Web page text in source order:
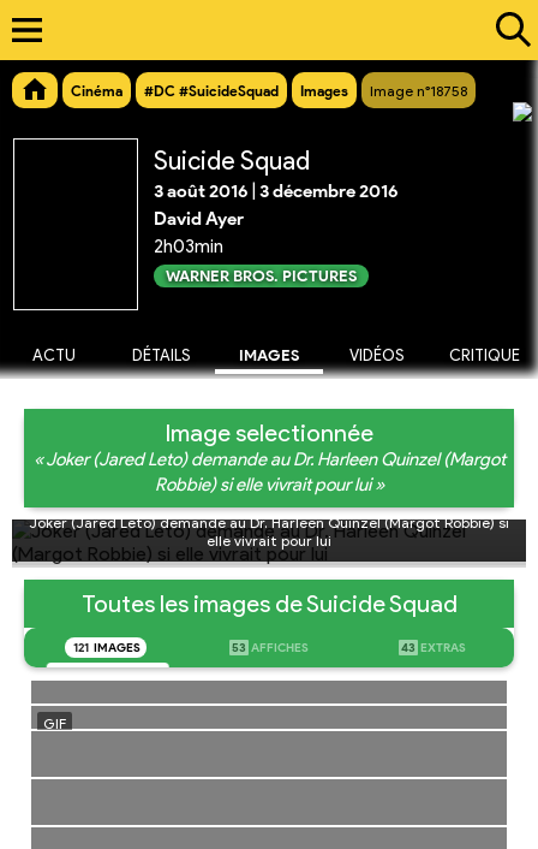
Cinéma #DC #SuicideSquad Images Image n°18758
Suicide Squad
3 août 2016 3 décembre 2016
David Ayer
2h03min
WARNER BROS. PICTURES
ACTU DÉTAILS IMAGES VIDÉOS CRITIQUE
Image selectionnée
« Joker (Jared Leto) demande au Dr. Harleen Quinzel (Margot
Robbie) si elle vivrait pour lui »
Joker (Jared Leto) demande au Dr. Harleen Quinzel (Margot Robbie) si
elle vivrait pour lui
Toutes les images de Suicide Squad
121 IMAGES 53 AFFICHES 43 EXTRAS